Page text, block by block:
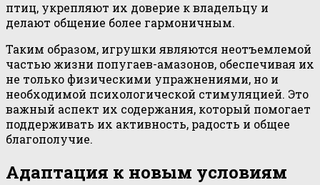
птиц, укрепляют их доверие к владельцу и
делают общение более гармоничным.
Таким образом, игрушки являются неотъемлемой
частью жизни попугаев-амазонов, обеспечивая их
не только физическими упражнениями, но и
необходимой психологической стимуляцией. Это
важный аспект их содержания, который помогает
поддерживать их активность, радость и общее
благополучие.
Адаптация к новым условиям